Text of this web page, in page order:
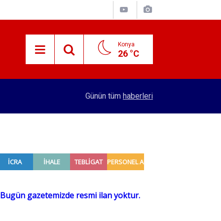
Konya
26 °C
Konyalı patron 70 bin TL maaşla personel
Günün tüm haberleri